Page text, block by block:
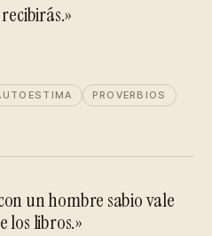
PROVERBIOS
un hombre sabio vale
los libros.»